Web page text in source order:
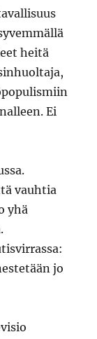
heitä
Ei
vauhtia
yhä
jo